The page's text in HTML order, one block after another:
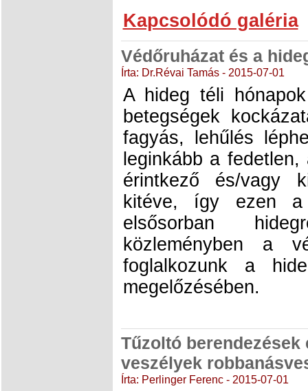
Kapcsolódó galéria
Védőruházat és a
Írta: Dr.Révai Tamás - 2015-07-01
A hideg téli
betegségek
fagyás, lehűlés
leginkább a
érintkező és/vagy
kitéve, így ezen
elsősorban
közleményben a
foglalkozunk a
megelőzésében.
Tűzoltó
veszélyek
Írta: Perlinger Ferenc - 2015-07-01